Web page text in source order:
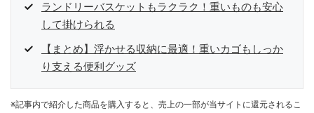
ランドリーバスケットもラクラク！重いものも安心
して掛けられる
【まとめ】浮かせる収納に最適！重いカゴもしっか
り支える便利グッズ
※記事内で紹介した商品を購入すると、売上の一部が当サイトに還元されるこ